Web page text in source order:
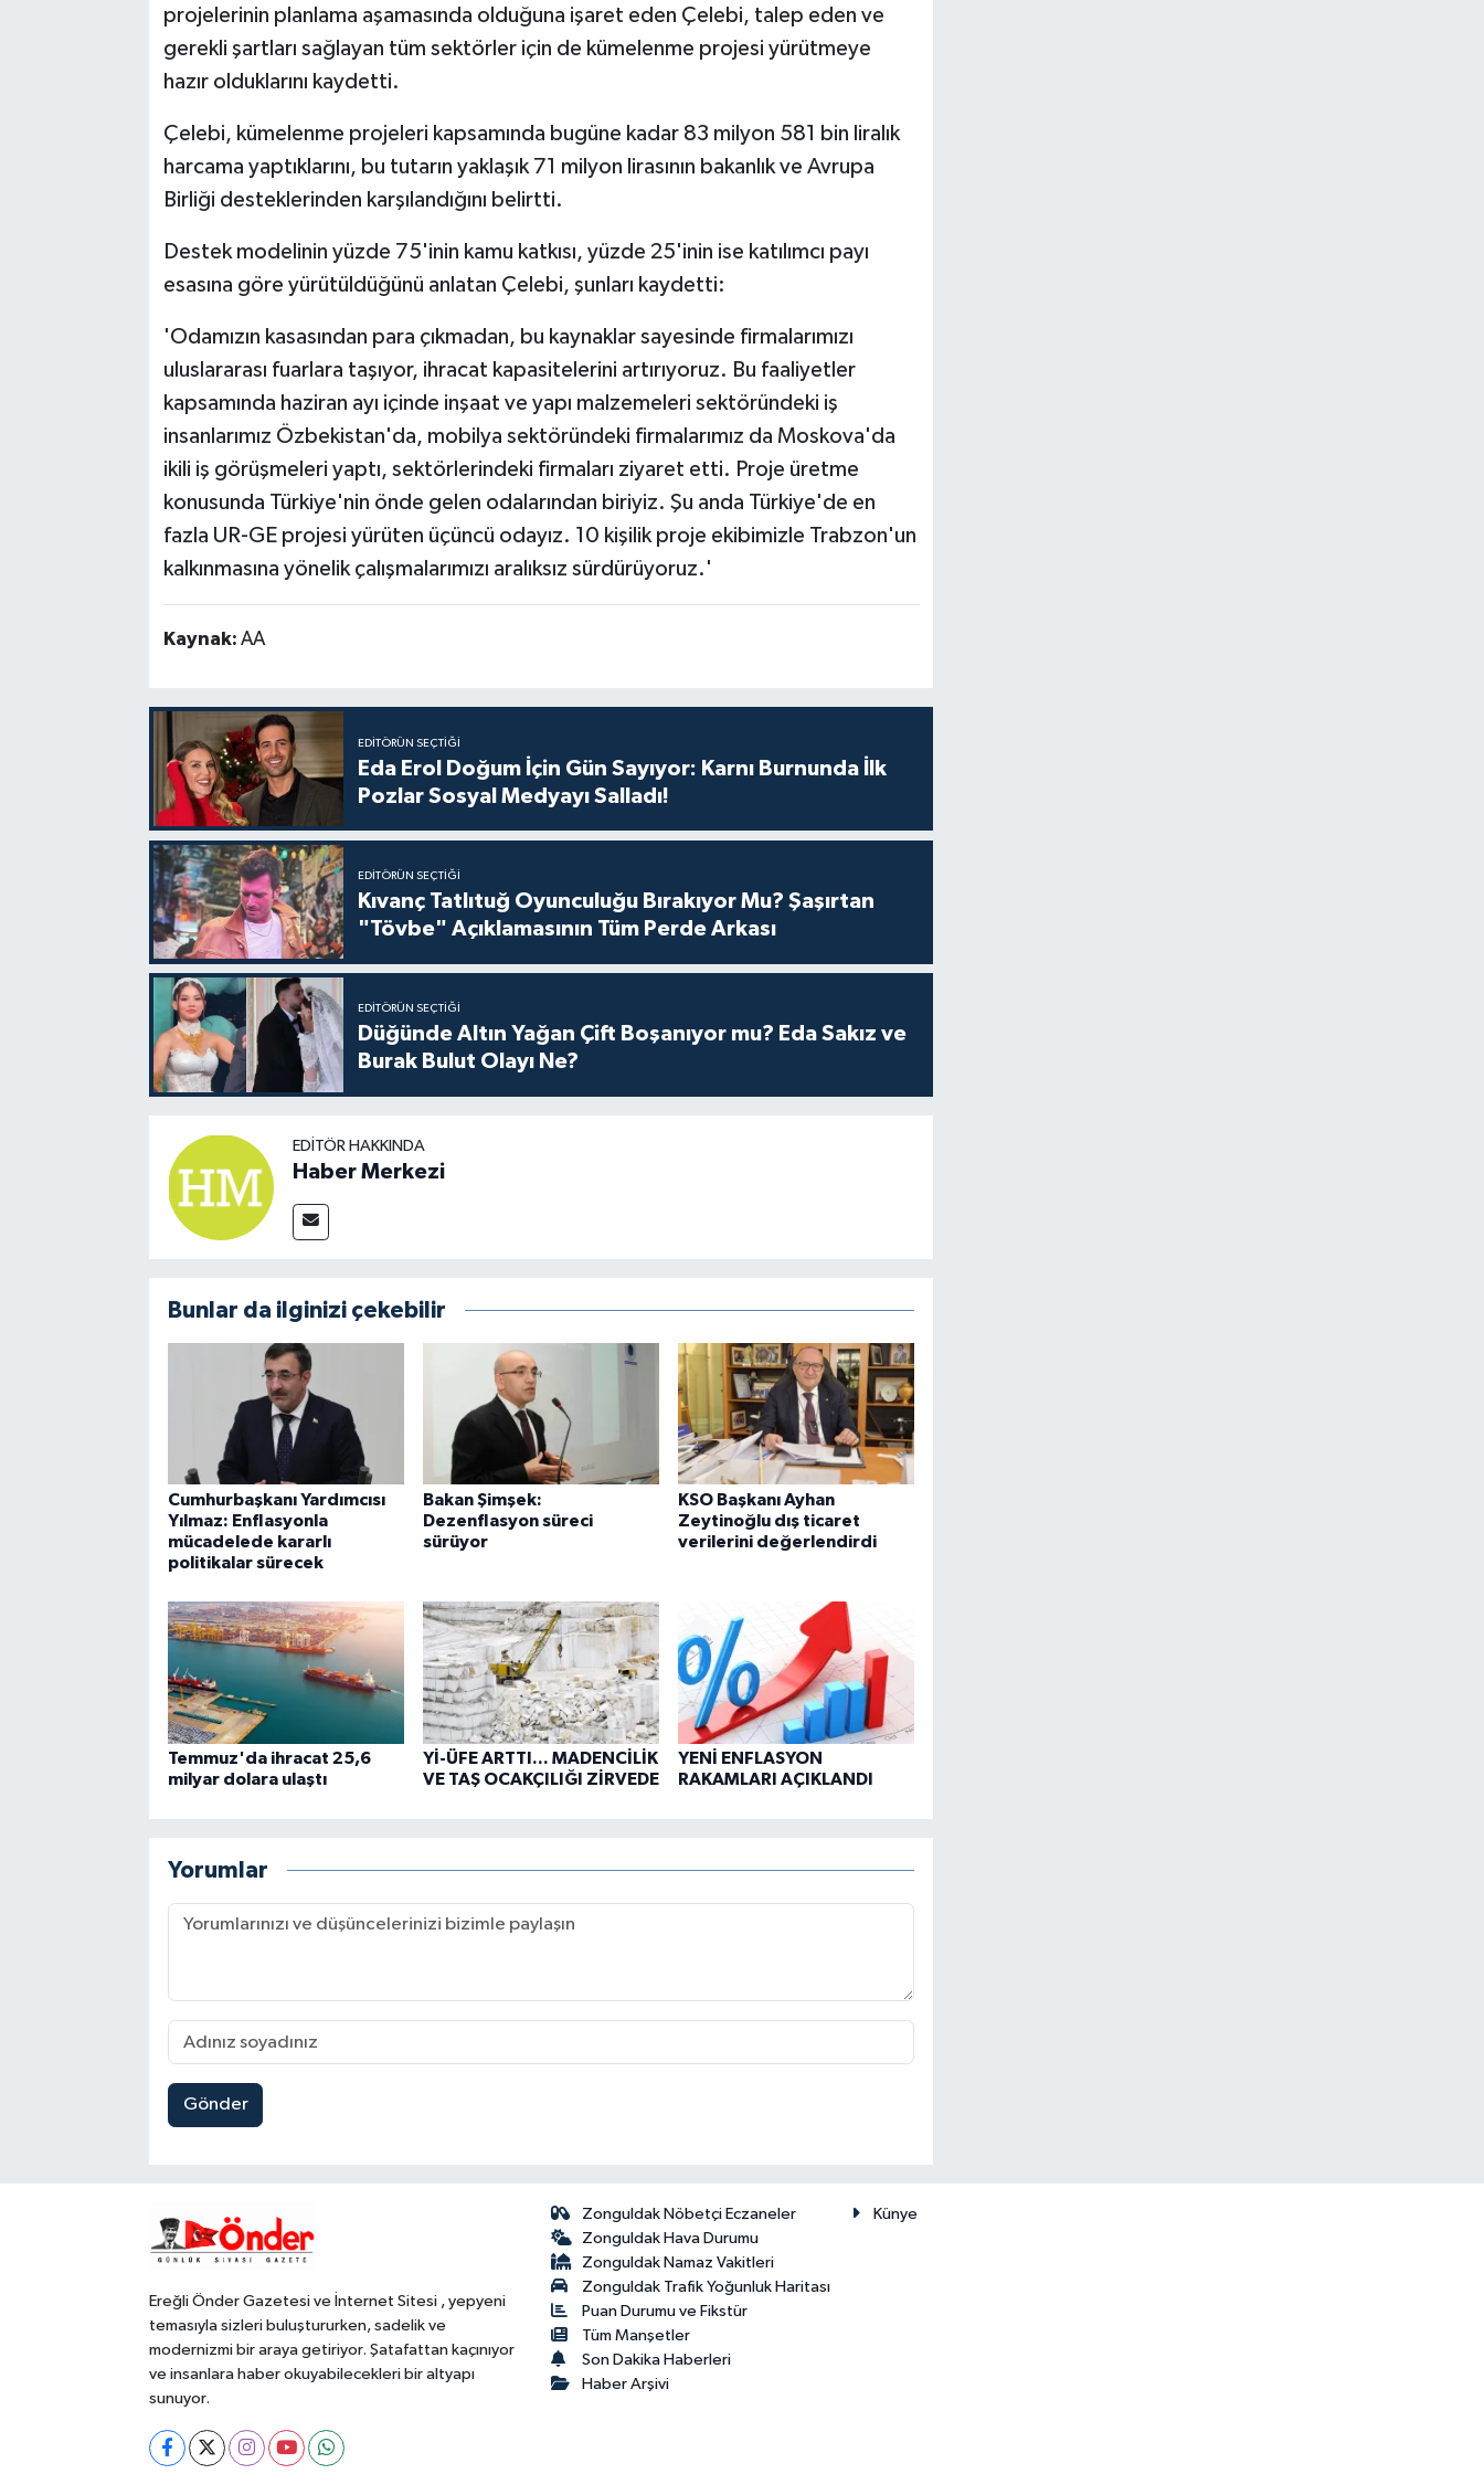
projelerinin planlama aşamasında olduğuna işaret eden Çelebi, talep eden ve
gerekli şartları sağlayan tüm sektörler için de kümelenme projesi yürütmeye
hazır olduklarını kaydetti.
Çelebi, kümelenme projeleri kapsamında bugüne kadar 83 milyon 581 bin liralık
harcama yaptıklarını, bu tutarın yaklaşık 71 milyon lirasının bakanlık ve Avrupa
Birliği desteklerinden karşılandığını belirtti.
Destek modelinin yüzde 75'inin kamu katkısı, yüzde 25'inin ise katılımcı payı
esasına göre yürütüldüğünü anlatan Çelebi, şunları kaydetti:
'Odamızın kasasından para çıkmadan, bu kaynaklar sayesinde firmalarımızı
uluslararası fuarlara taşıyor, ihracat kapasitelerini artırıyoruz. Bu faaliyetler
kapsamında haziran ayı içinde inşaat ve yapı malzemeleri sektöründeki iş
insanlarımız Özbekistan'da, mobilya sektöründeki firmalarımız da Moskova'da
ikili iş görüşmeleri yaptı, sektörlerindeki firmaları ziyaret etti. Proje üretme
konusunda Türkiye'nin önde gelen odalarından biriyiz. Şu anda Türkiye'de en
fazla UR-GE projesi yürüten üçüncü odayız. 10 kişilik proje ekibimizle Trabzon'un
kalkınmasına yönelik çalışmalarımızı aralıksız sürdürüyoruz.'
Kaynak: AA
EDITÖRÜN SEÇTIĞI
Eda Erol Doğum İçin Gün Sayıyor: Karnı Burnunda İlk
Pozlar Sosyal Medyayı Salladı!
EDITÖRÜN SEÇTIĞI
Kıvanç Tatlıtuğ Oyunculuğu Bırakıyor Mu? Şaşırtan
"Tövbe" Açıklamasının Tüm Perde Arkası
EDITÖRÜN SEÇTIĞI
Düğünde Altın Yağan Çift Boşanıyor mu? Eda Sakız ve
Burak Bulut Olayı Ne?
EDITÖR HAKKINDA
Haber Merkezi
Bunlar da ilginizi çekebilir
Cumhurbaşkanı Yardımcısı
Yılmaz: Enflasyonla
mücadelede kararlı
politikalar sürecek
Bakan Şimşek:
Dezenflasyon süreci
sürüyor
KSO Başkanı Ayhan
Zeytinoğlu dış ticaret
verilerini değerlendirdi
Temmuz'da ihracat 25,6
milyar dolara ulaştı
Yİ-ÜFE ARTTI... MADENCİLİK
VE TAŞ OCAKÇILIĞI ZİRVEDE
YENİ ENFLASYON
RAKAMLARI AÇIKLANDI
Yorumlar
Gönder
Ereğli Önder Gazetesi ve İnternet Sitesi , yepyeni
temasıyla sizleri buluştururken, sadelik ve
modernizmi bir araya getiriyor. Şatafattan kaçınıyor
ve insanlara haber okuyabilecekleri bir altyapı
sunuyor.
Zonguldak Nöbetçi Eczaneler
Zonguldak Hava Durumu
Zonguldak Namaz Vakitleri
Zonguldak Trafik Yoğunluk Haritası
Puan Durumu ve Fikstür
Tüm Manşetler
Son Dakika Haberleri
Haber Arşivi
Künye